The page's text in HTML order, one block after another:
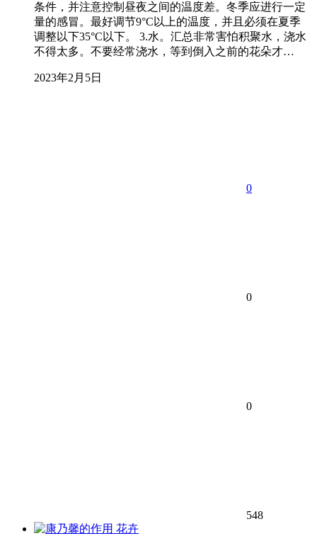
条件，并注意控制昼夜之间的温度差。冬季应进行一定
量的感冒。最好调节9°C以上的温度，并且必须在夏季
调整以下35°C以下。 3.水。汇总非常害怕积聚水，浇水
不得太多。不要经常浇水，等到倒入之前的花朵才…
2023年2月5日
0
0
0
548
花卉